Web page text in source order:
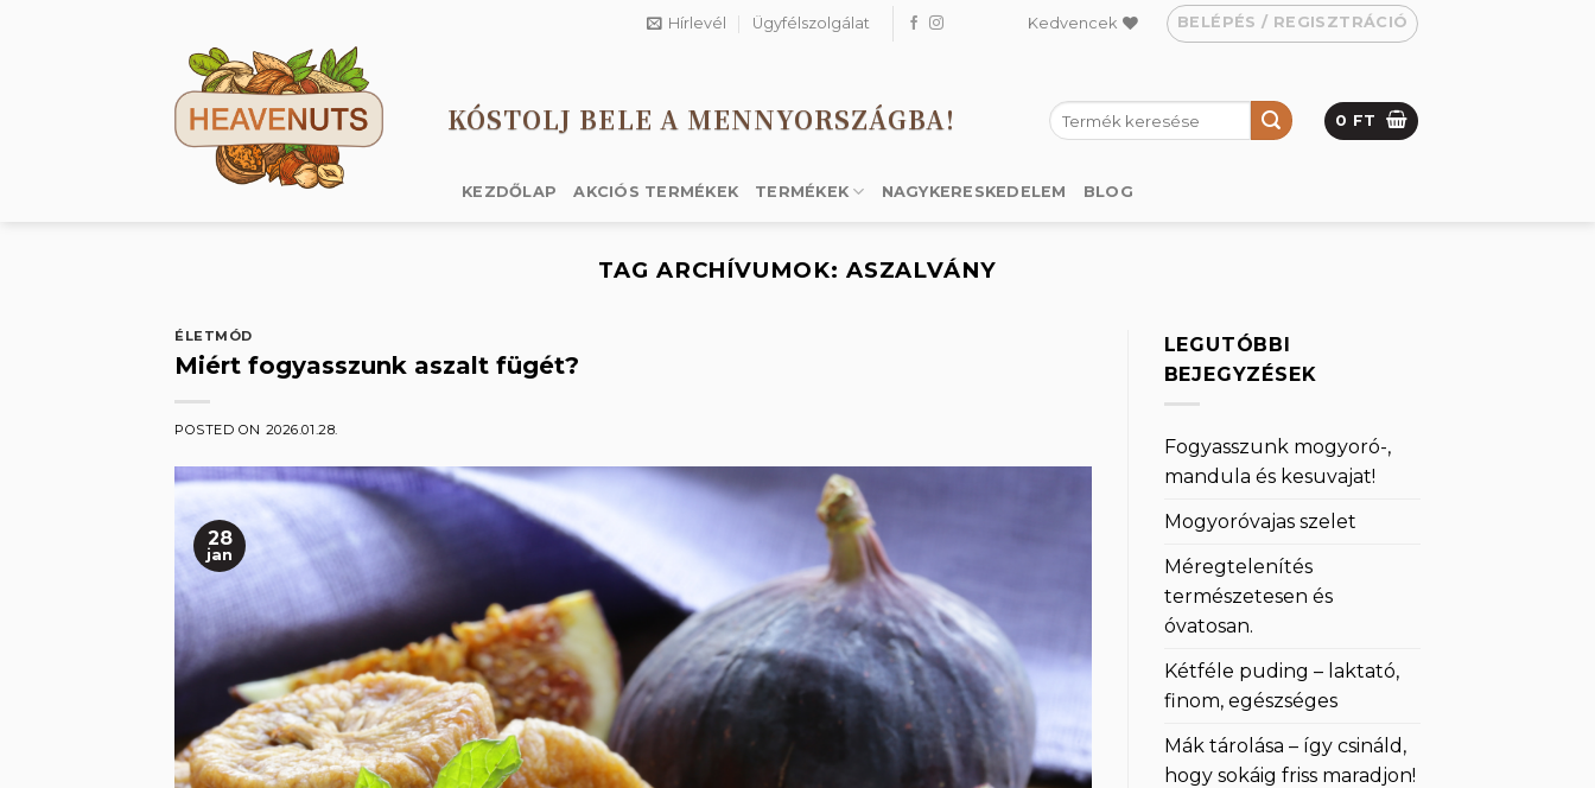
Hírlevél Ügyfélszolgálat Kedvencek BELÉPÉS / REGISZTRÁCIÓ
KÓSTOLJ BELE A MENNYORSZÁGBA!
Keresés
a
0 FT
KEZDŐLAP AKCIÓS TERMÉKEK TERMÉKEK NAGYKERESKEDELEM BLOG
TAG ARCHÍVUMOK: ASZALVÁNY
ÉLETMÓD
Miért fogyasszunk aszalt fügét?
POSTED ON 2026.01.28.
28
jan
LEGUTÓBBI
BEJEGYZÉSEK
Fogyasszunk mogyoró-,
mandula és kesuvajat!
Mogyoróvajas szelet
Méregtelenítés
természetesen és
óvatosan.
Kétféle puding – laktató,
finom, egészséges
Mák tárolása – így csináld,
hogy sokáig friss maradjon!